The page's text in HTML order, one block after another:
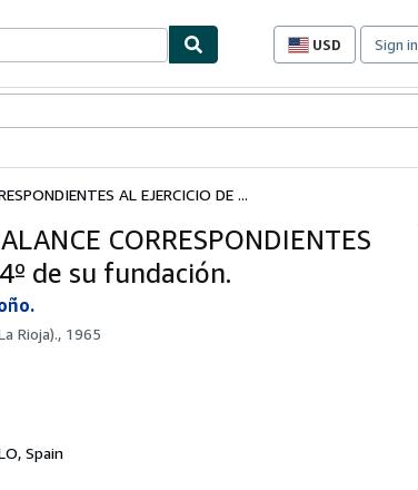
USD
Site
preferences
Sign in
AL EJERCICIO DE ...
CORRESPONDIENTES
de su fundación.
Rioja)., 1965
Spain